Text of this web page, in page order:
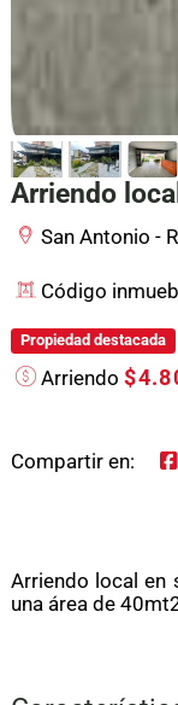
Arriendo
San Antonio -
Código
Propiedad destacada
Arriendo
Compartir en:
Arriendo local en
una área de